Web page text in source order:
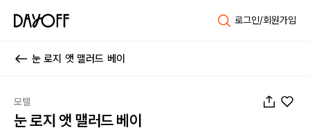
로그인/회원가입
눈 로지 앳 맬러드 베이
모텔
눈 로지 앳 맬러드 베이